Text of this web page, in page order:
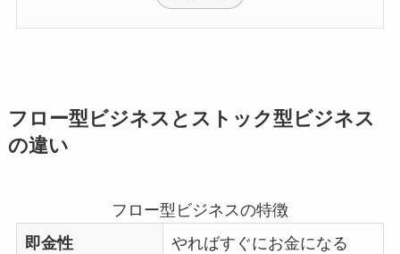
フロー型ビジネスとストック型ビジネス
の違い
フロー型ビジネスの特徴
即金性
やればすぐにお金になる